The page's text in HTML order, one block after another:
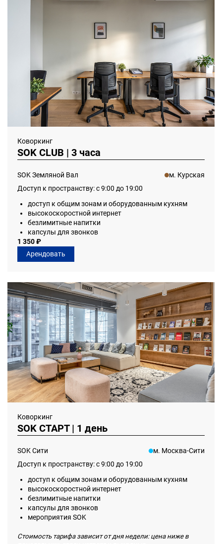
Коворкинг
SOK CLUB | 3 часа
SOK Земляной Вал
м. Курская
Доступ к пространству: с 9:00 до 19:00
доступ к общим зонам и оборудованным кухням
высокоскоростной интернет
безлимитные напитки
капсулы для звонков
1 350 ₽
Арендовать
Коворкинг
SOK СТАРТ | 1 день
SOK Сити
м. Москва-Сити
Доступ к пространству: с 9:00 до 19:00
доступ к общим зонам и оборудованным кухням
высокоскоростной интернет
безлимитные напитки
капсулы для звонков
мероприятия SOK
Стоимость тарифа зависит от дня недели: цена ниже в